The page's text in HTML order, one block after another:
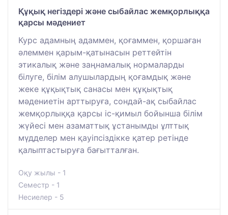
Құқық негіздері және сыбайлас жемқорлыққа
қарсы мәдениет
Курс адамның адаммен, қоғаммен, қоршаған
әлеммен қарым-қатынасын реттейтін
этикалық және заңнамалық нормаларды
білуге, білім алушылардың қоғамдық және
жеке құқықтық санасы мен құқықтық
мәдениетін арттыруға, сондай-ақ сыбайлас
жемқорлыққа қарсы іс-қимыл бойынша білім
жүйесі мен азаматтық ұстанымды ұлттық
мүдделер мен қауіпсіздікке қатер ретінде
қалыптастыруға бағытталған.
Оқу жылы - 1
Семестр - 1
Несиелер - 5